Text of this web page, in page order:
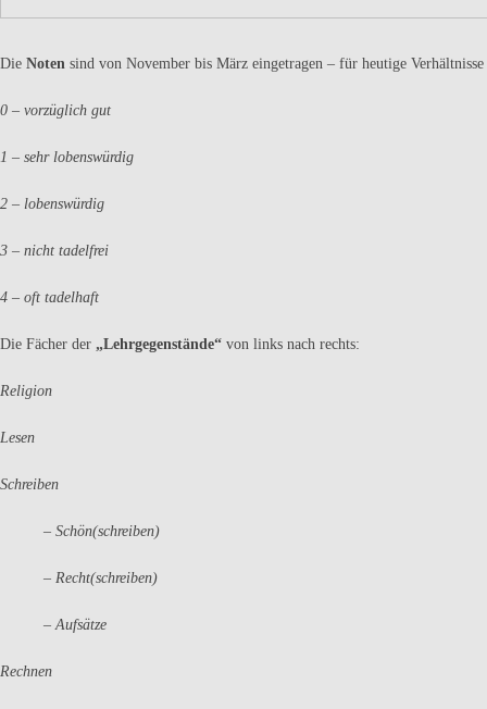
Die Noten sind von November bis März eingetragen – für heutige
0 – vorzüglich gut
1 – sehr lobenswürdig
2 – lobenswürdig
3 – nicht tadelfrei
4 – oft tadelhaft
Die Fächer der „Lehrgegenstände“ von links nach rechts:
Religion
Lesen
Schreiben
– Schön(schreiben)
– Recht(schreiben)
– Aufsätze
Rechnen